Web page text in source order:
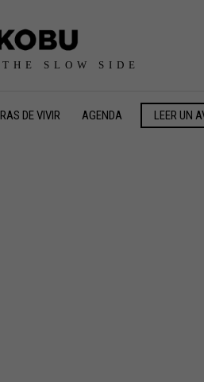
SLOW SIDE
DE VIVIR AGENDA LEER UN